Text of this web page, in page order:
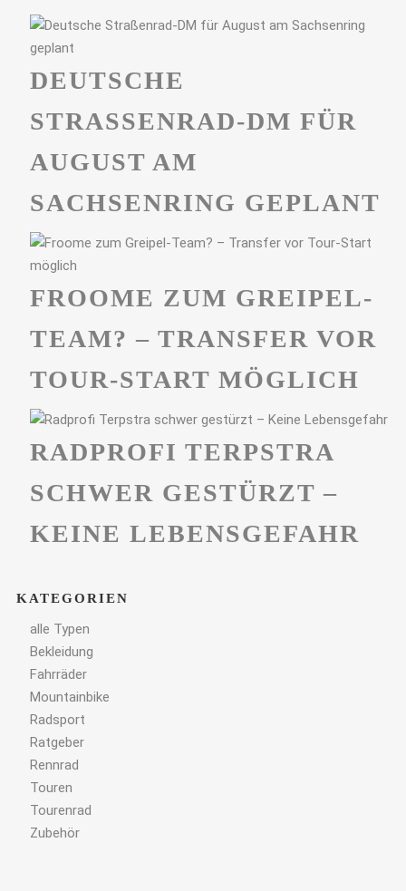
DEUTSCHE
STRASSENRAD-DM FÜR A
UGUST AM S
ACHSENRING GEPLANT
FROOME ZUM GREIPEL-
TEAM? – TRANSFER VOR
TOUR-START MÖGLICH
RADPROFI TERPSTRA
SCHWER GESTÜRZT –
KEINE LEBENSGEFAHR
KATEGORIEN
alle Typen
Bekleidung
Fahrräder
Mountainbike
Radsport
Ratgeber
Rennrad
Touren
Tourenrad
Zubehör